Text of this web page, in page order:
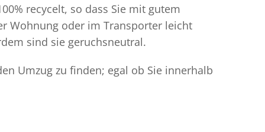
recycelt, so dass Sie mit gutem
Wohnung oder im Transporter leicht
sind sie geruchsneutral.
Umzug zu finden; egal ob Sie innerhalb